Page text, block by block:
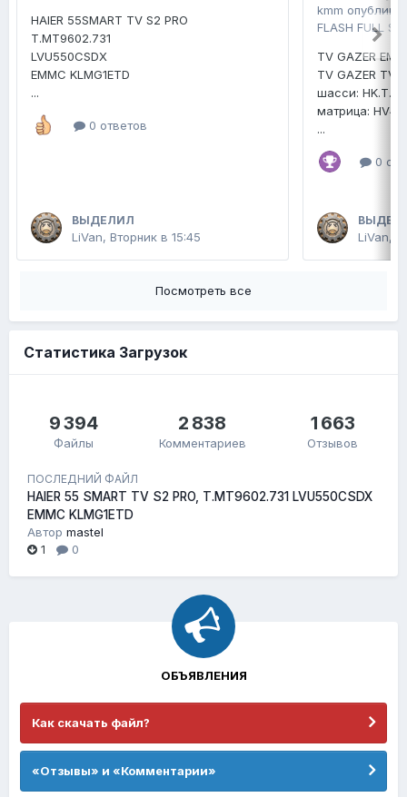
HAIER 55SMART TV S2 PRO
T.MT9602.731
LVU550CSDX
EMMC KLMG1ETD
...
0 ответов
ВЫДЕЛИЛ
LiVan, Вторник в 15:45
kmm
FLASH FULL
TV GAZER
TV GAZER
шасси:
матрица:
...
0
LiVan,
Посмотреть все
Статистика Загрузок
9 394
Файлы
2 838
Комментариев
1 663
Отзывов
ПОСЛЕДНИЙ ФАЙЛ
HAIER 55 SMART TV S2 PRO, T.MT9602.731 LVU550CSDX
EMMC KLMG1ETD
Автор mastel
1
0
ОБЪЯВЛЕНИЯ
Как скачать файл?
«Отзывы» и «Комментарии»